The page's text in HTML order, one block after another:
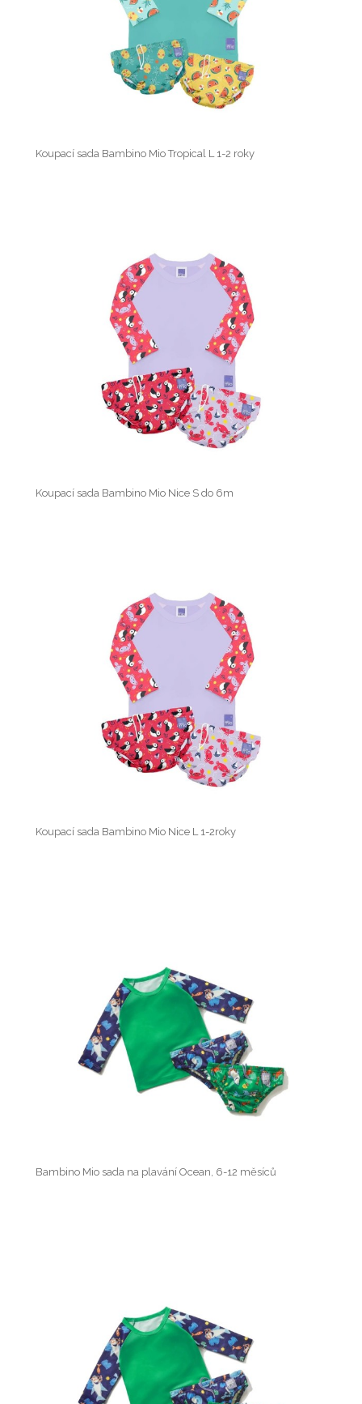
Koupací sada Bambino Mio Tropical L 1-2 roky
Koupací sada Bambino Mio Nice S do 6m
Koupací sada Bambino Mio Nice L 1-2roky
Bambino Mio sada na plavání Ocean, 6-12 měsíců